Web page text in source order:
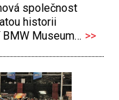
společnost
historii
Museum… >>